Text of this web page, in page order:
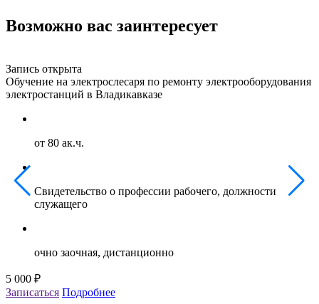
Возможно вас заинтересует
Запись открыта
Обучение на электрослесаря по ремонту электрооборудования
электростанций в Владикавказе
от 80 ак.ч.
Свидетельство о профессии рабочего, должности
служащего
очно заочная, дистанционно
5 000 ₽
Записаться Подробнее